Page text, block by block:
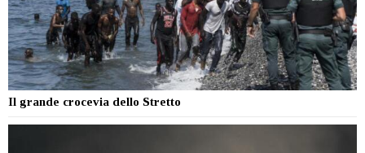
Il grande crocevia dello Stretto